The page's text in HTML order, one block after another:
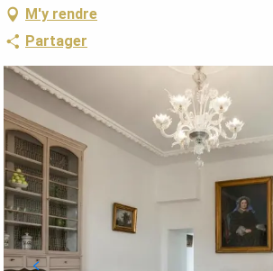
M'y rendre
Partager